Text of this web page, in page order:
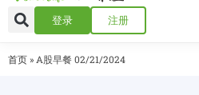
登录 注册
首页 » A股早餐 02/21/2024